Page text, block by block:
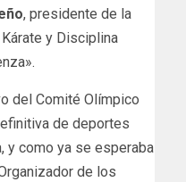
, presidente de la
y Disciplina
del Comité Olímpico
de deportes
y como ya se esperaba
de los